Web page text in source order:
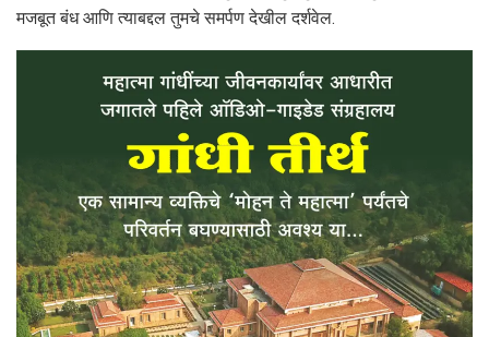
मजबूत बंध आणि त्याबद्दल तुमचे समर्पण देखील दर्शवेल.